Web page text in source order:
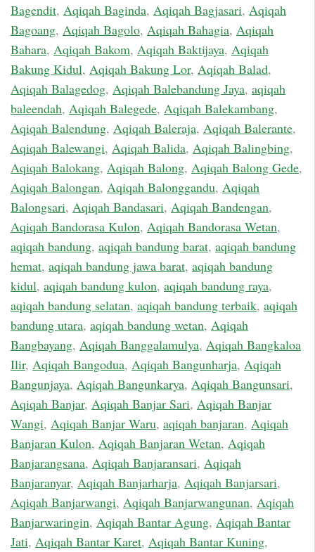
Bagendit, Aqiqah Baginda, Aqiqah Bagjasari, Aqiqah
Bagoang, Aqiqah Bagolo, Aqiqah Bahagia, Aqiqah
Bahara, Aqiqah Bakom, Aqiqah Baktijaya, Aqiqah
Bakung Kidul, Aqiqah Bakung Lor, Aqiqah Balad,
Aqiqah Balagedog, Aqiqah Balebandung Jaya, aqiqah
baleendah, Aqiqah Balegede, Aqiqah Balekambang,
Aqiqah Balendung, Aqiqah Baleraja, Aqiqah Balerante,
Aqiqah Balewangi, Aqiqah Balida, Aqiqah Balingbing,
Aqiqah Balokang, Aqiqah Balong, Aqiqah Balong Gede,
Aqiqah Balongan, Aqiqah Balonggandu, Aqiqah
Balongsari, Aqiqah Bandasari, Aqiqah Bandengan,
Aqiqah Bandorasa Kulon, Aqiqah Bandorasa Wetan,
aqiqah bandung, aqiqah bandung barat, aqiqah bandung
hemat, aqiqah bandung jawa barat, aqiqah bandung
kidul, aqiqah bandung kulon, aqiqah bandung raya,
aqiqah bandung selatan, aqiqah bandung terbaik, aqiqah
bandung utara, aqiqah bandung wetan, Aqiqah
Bangbayang, Aqiqah Banggalamulya, Aqiqah Bangkaloa
Ilir, Aqiqah Bangodua, Aqiqah Bangunharja, Aqiqah
Bangunjaya, Aqiqah Bangunkarya, Aqiqah Bangunsari,
Aqiqah Banjar, Aqiqah Banjar Sari, Aqiqah Banjar
Wangi, Aqiqah Banjar Waru, aqiqah banjaran, Aqiqah
Banjaran Kulon, Aqiqah Banjaran Wetan, Aqiqah
Banjarangsana, Aqiqah Banjaransari, Aqiqah
Banjaranyar, Aqiqah Banjarharja, Aqiqah Banjarsari,
Aqiqah Banjarwangi, Aqiqah Banjarwangunan, Aqiqah
Banjarwaringin, Aqiqah Bantar Agung, Aqiqah Bantar
Jati, Aqiqah Bantar Karet, Aqiqah Bantar Kuning,